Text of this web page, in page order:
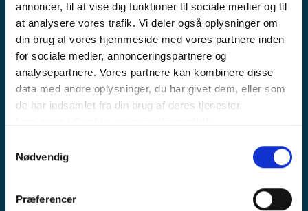
annoncer, til at vise dig funktioner til sociale medier og til
at analysere vores trafik. Vi deler også oplysninger om
din brug af vores hjemmeside med vores partnere inden
for sociale medier, annonceringspartnere og
analysepartnere. Vores partnere kan kombinere disse
data med andre oplysninger, du har givet dem, eller som
de har indsamlet fra din brug af deres tjenester.
Nødvendig
Præferencer
TT-line opererer færger i linjefart mellem Swinoujscie
og Trelleborg og fra Rostock/Travemünde til
Trelleborg og har besluttet at iværksætte en ny
færgerute der forbinder Swinoujscie til Bornholm.
Rederiet tilbyder en direkte forbindelse fra
Swinoujscie til Rønne med start den 24. juni i år, og vil
have en ugentlig afgang på lørdage, i
sommersæsonen. Denne service vil gøre det muligt
populære feriemål i Østersøen.
sejltur til Bornholm vil møde en bred interesse fra